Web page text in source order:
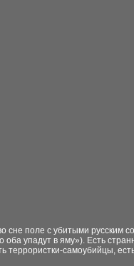
сне поле с убитыми русским
оба упадут в яму»). Есть
террористки-самоубийцы,